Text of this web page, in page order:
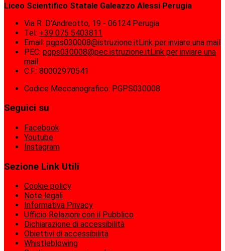
Liceo Scientifico Statale Galeazzo Alessi Perugia
Via R. D'Andreotto, 19 - 06124 Perugia
Tel: +39 075 5403811
Email: pgps030008@istruzione.itLink per inviare una mail
PEC: pgps030008@pec.istruzione.itLink per inviare una
mail
C.F.: 80002970541
Codice Meccanografico: PGPS030008
Seguici su
Facebook
Youtube
Instagram
Sezione Link Utili
Cookie policy
Note legali
Informativa Privacy
Ufficio Relazioni con il Pubblico
Dichiarazione di accessibilità
Obiettivi di accessibilità
Whistleblowing